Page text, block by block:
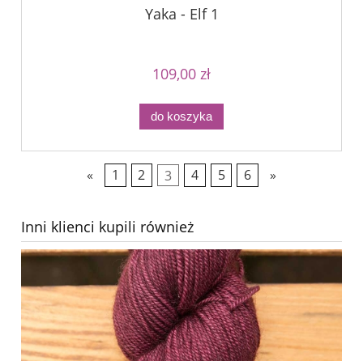
Yaka - Elf 1
109,00 zł
do koszyka
« 1 2 3 4 5 6 »
Inni klienci kupili również